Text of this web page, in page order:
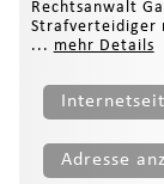
Rechtsanwalt
Strafverteidiger
... mehr Details
Adresse